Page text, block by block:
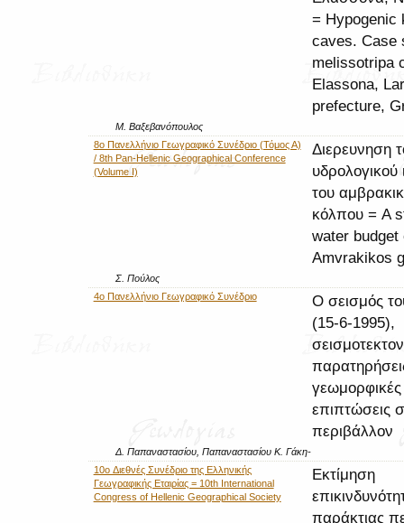
= Hypogenic
caves. Case
melissotripa
Elassona,
prefecture,
Μ. Βαξεβανόπουλος
8ο Πανελλήνιο Γεωγραφικό Συνέδριο (Τόμος Α)
/ 8th Pan-Hellenic Geographical Conference
(Volume I)
Διερευνηση
υδρολογικού
του
κόλπου = A
water budget
Amvrakikos
Σ. Πούλος
4ο Πανελλήνιο Γεωγραφικό Συνέδριο
Ο σεισμός
(15-6-1995),
γεωμορφικές
επιπτώσεις
περιβάλλον
Δ. Παπαναστασίου, Παπαναστασίου Κ. Γάκη-
10o Διεθνές Συνέδριο της Ελληνικής
Γεωγραφικής Εταιρίας = 10th International
Congress of Hellenic Geographical Society
Εκτίμηση
παράκτιας